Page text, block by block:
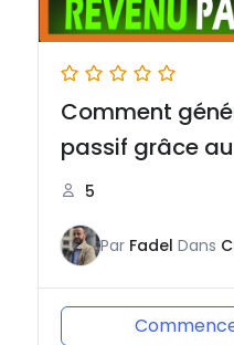
Comment
passif grâce
5
Par Fadel Dans